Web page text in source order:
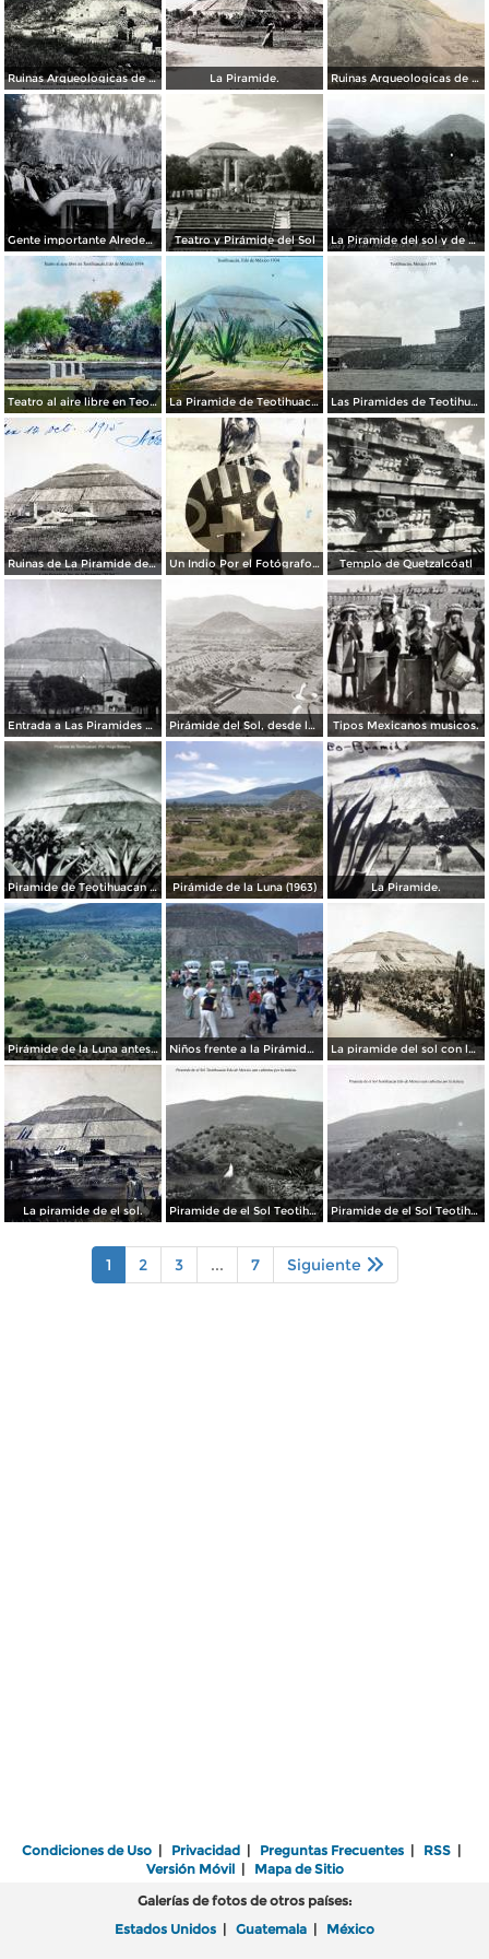
Ruinas Arqueologicas de Teotihuacan por el Fotógrafo Felix Miret. ( Circulada el 27 de Diciembre de 1911 ). La Piramide. Ruinas Arqueologicas de Teotihuacan por el Fotógrafo Charles B, Waite.
Gente importante Alrededores de Teotihuacán, México. Teatro y Pirámide del Sol La Piramide del sol y de La Luna.
Teatro al aire libre en Teotihuacán, por el fotógrafo T. Enami, de Yokohama, Japón (1934) La Piramide de Teotihuacán, por el fotógrafo T. Enami, de Yokohama, Japón (1934) Las Piramides de Teotihuacán, por el fotógrafo T. Enami, de Yokohama, Japón (1934)
Ruinas de La Piramide del sol lado oriente Por el Fotógrafo Félix Miret. ( Circulada el 12 de Octubre de 1915 ). Un Indio Por el Fotógrafo Hugo Brehme. ( Circulada el 16 de Enero de 1936 ). Templo de Quetzalcóatl
Entrada a Las Piramides de Teotihuacan precio $ .20 Centavos. Pirámide del Sol, desde la Pirámide de la Luna Tipos Mexicanos musicos.
Piramide de Teotihuacan Por el fotografo Hugo Brehme. Pirámide de la Luna (1963) La Piramide.
Pirámide de la Luna antes de su restauración (1955) Niños frente a la Pirámide del Sol (circa 1953) La piramide del sol con los Federales pasando Por el fotografo Hugo Brehme.
La piramide de el sol. Piramide de el Sol Teotihuacan Edo de Mexico aun cubiertas por la maleza.. Piramide de el Sol Teotihuacan Edo de Mexico aun cubiertas por la maleza..
1 2 3 ... 7 Siguiente
Condiciones de Uso | Privacidad | Preguntas Frecuentes | RSS |
Versión Móvil| Mapa de Sitio
Galerías de fotos de otros países:
Estados Unidos | Guatemala | México